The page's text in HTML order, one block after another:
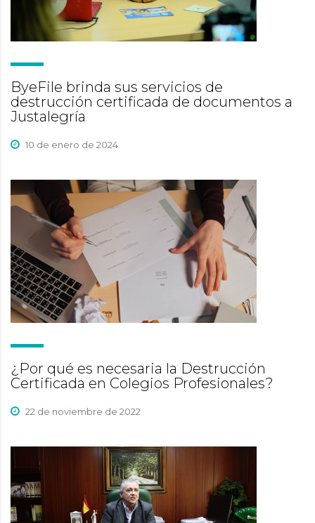
ByeFile brinda sus servicios de
destrucción certificada de documentos a
Justalegría
10 de enero de 2024
¿Por qué es necesaria la Destrucción
Certificada en Colegios Profesionales?
22 de noviembre de 2022